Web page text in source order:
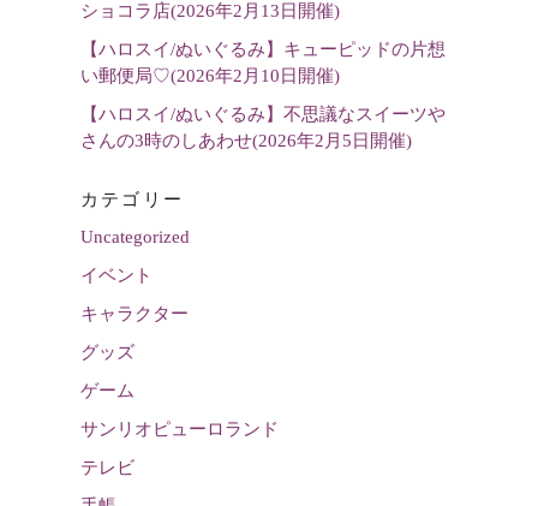
ショコラ店(2026年2月13日開催)
【ハロスイ/ぬいぐるみ】キューピッドの片想
い郵便局♡(2026年2月10日開催)
【ハロスイ/ぬいぐるみ】不思議なスイーツや
さんの3時のしあわせ(2026年2月5日開催)
カテゴリー
Uncategorized
イベント
キャラクター
グッズ
ゲーム
サンリオピューロランド
テレビ